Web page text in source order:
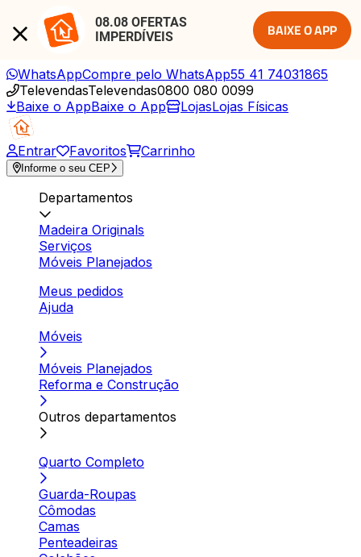
08.08 OFERTAS
IMPERDÍVEIS
BAIXE O APP
WhatsAppCompre pelo WhatsApp55 41 74031865
TelevendasTelevendas0800 080 0099
Baixe o AppBaixe o App LojasLojas Físicas
Entrar Favoritos Carrinho
Informe o seu CEP
Departamentos
Madeira Originals
Serviços
Móveis Planejados
Meus pedidos
Ajuda
Móveis
Móveis Planejados
Reforma e Construção
Outros departamentos
Quarto Completo
Guarda-Roupas
Cômodas
Camas
Penteadeiras